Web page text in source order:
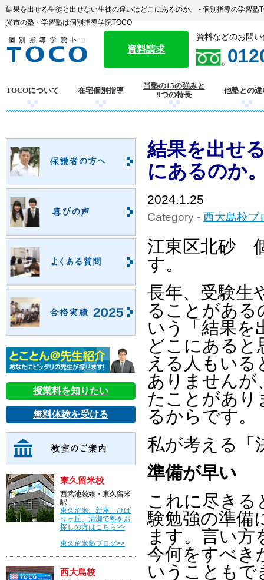
結果を出せる生徒と出せない生徒の違いはどこにあるのか。 - 個別指導の学習塾
光市の塾・学習塾は個別指導学院TOCO
資料請求
資料などのお問
TOCOについて 在宅個別指導
当塾の15の強みと
9つの特長
他塾との違
結果を出せ
にあるのか
2024.1.25
Category - 西大島校ブ
江東区北砂
す。
長年、受験生
ることがある
いう「結果を
どこにあると
える人もい
ありませんが
たことがあり
るからです。
私が考える「
準備が早い
これに尽きる
験勉強の準備
ます。言い方
今何をすべき
いうこともで
授業料を知りたい
無料体験を受ける
東久留米校
西武池袋線・東久留米
駅
東久留米、新座、ひば
りヶ丘、清瀬で塾をお
探しの方はこちら>>
東久留米塾ブログ>>
西大島校